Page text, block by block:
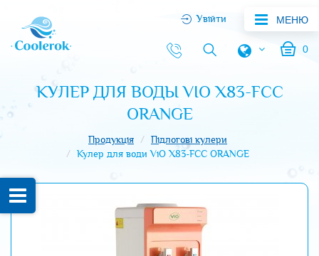
МЕНЮ
0
Увійти
КУЛЕР ДЛЯ ВОДЫ VIO Х83-FCC
ORANGE
Продукція
Підлогові кулери
Кулер для води ViO Х83-FCC ORANGE